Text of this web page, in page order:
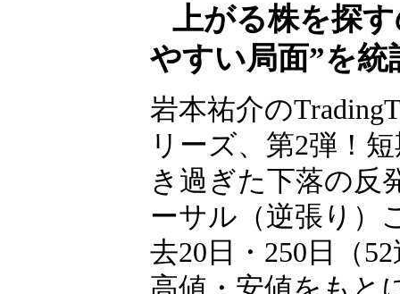
年1月5日（月）ま
▼ ブルベア大賞
上がる株を探
やすい局面”を
岩本祐介の
リーズ、第2弾！